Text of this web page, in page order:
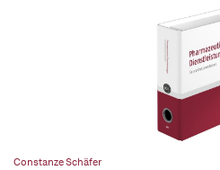
Constanze Schäfer